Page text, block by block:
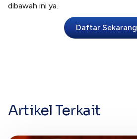
dibawah ini ya.
Daftar Sekarang
Artikel Terkait